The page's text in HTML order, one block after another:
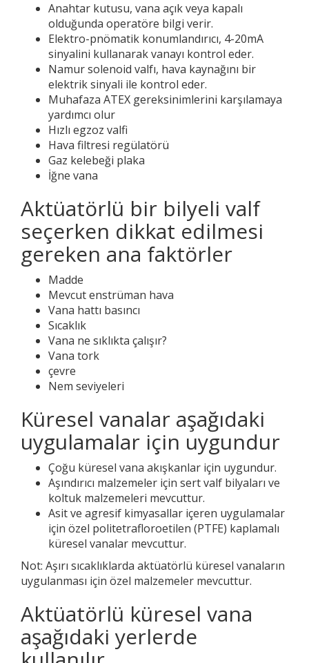
Anahtar kutusu, vana açık veya kapalı
olduğunda operatöre bilgi verir.
Elektro-pnömatik konumlandırıcı, 4-20mA
sinyalini kullanarak vanayı kontrol eder.
Namur solenoid valfı, hava kaynağını bir
elektrik sinyali ile kontrol eder.
Muhafaza ATEX gereksinimlerini karşılamaya
yardımcı olur
Hızlı egzoz valfi
Hava filtresi regülatörü
Gaz kelebeği plaka
İğne vana
Aktüatörlü bir bilyeli valf
seçerken dikkat edilmesi
gereken ana faktörler
Madde
Mevcut enstrüman hava
Vana hattı basıncı
Sıcaklık
Vana ne sıklıkta çalışır?
Vana tork
çevre
Nem seviyeleri
Küresel vanalar aşağıdaki
uygulamalar için uygundur
Çoğu küresel vana akışkanlar için uygundur.
Aşındırıcı malzemeler için sert valf bilyaları ve
koltuk malzemeleri mevcuttur.
Asit ve agresif kimyasallar içeren uygulamalar
için özel politetrafloroetilen (PTFE) kaplamalı
küresel vanalar mevcuttur.
Not: Aşırı sıcaklıklarda aktüatörlü küresel vanaların
uygulanması için özel malzemeler mevcuttur.
Aktüatörlü küresel vana
aşağıdaki yerlerde